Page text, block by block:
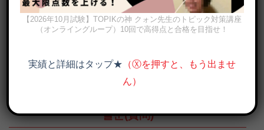
料理で使う韓国語一覧、11つの料理用語を例文で覚えよう（画像出
典：BTS (방탄소년단)Facebook
질문(質問)
【2026年10月試験】TOPIKの神 クォン先生のトピック対策講座
（オンライングループ）10回で高得点と合格を目指せ！
実績と詳細はタップ★ （Ⓧを押すと、もう出ませ
ん）